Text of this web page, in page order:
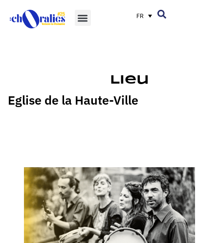
FR
Lieu
Eglise de la Haute-Ville